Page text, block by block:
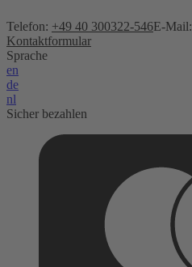
Telefon: +49 40 300322-546E-Mail:
Kontaktformular
Sprache
en
de
nl
Sicher bezahlen